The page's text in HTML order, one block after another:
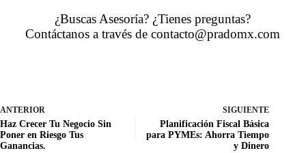
¿Buscas Asesoría? ¿Tienes preguntas?
Contáctanos a través de contacto@pradomx.com
ANTERIOR
Haz Crecer Tu Negocio Sin
Poner en Riesgo Tus
Ganancias.
SIGUIENTE
Planificación Fiscal Básica
para PYMEs: Ahorra Tiempo
y Dinero